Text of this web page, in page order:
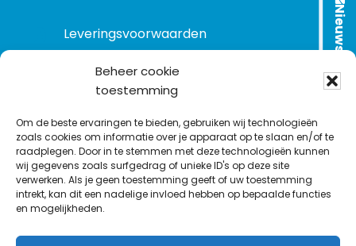
Beheer cookie
toestemming
Om de beste ervaringen te bieden, gebruiken wij technologieën
zoals cookies om informatie over je apparaat op te slaan en/of te
raadplegen. Door in te stemmen met deze technologieën kunnen
wij gegevens zoals surfgedrag of unieke ID's op deze site
verwerken. Als je geen toestemming geeft of uw toestemming
intrekt, kan dit een nadelige invloed hebben op bepaalde functies
en mogelijkheden.
Leveringsvoorwaarden
L
i
n
e
T
w
i
t
F
a
c
b
Y
o
u
u
C
o
n
a
Nieuwsbrief